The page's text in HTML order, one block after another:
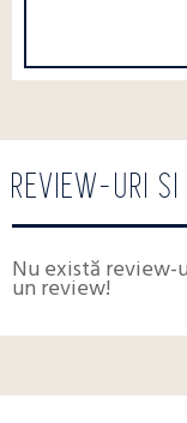
REVIEW-URI SI
Nu există review-
un review!